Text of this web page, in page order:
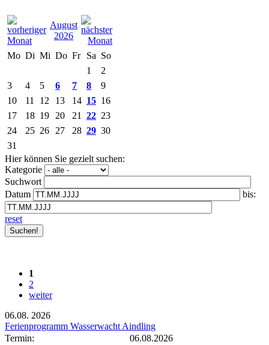
August
2026
Mo Di Mi Do Fr Sa So
1
2
3
4 5 6 7 8
9
10
11 12 13 14 15 16
17
18 19 20 21 22 23
24
25 26 27 28 29 30
31
Hier können Sie gezielt suchen:
Kategorie
Suchwort
Datum
bis:
reset
1
2
weiter
06.08. 2026
Ferienprogramm Wasserwacht Aindling
Termin:
06.08.2026